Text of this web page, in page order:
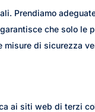
Prendiamo
che solo
di sicurezza
ai siti web di terzi